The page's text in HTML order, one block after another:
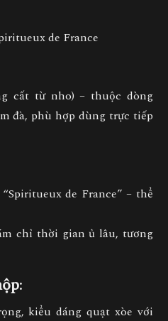
de France
cất từ nho) – thuộc dòng
đà, phù hợp dùng trực tiếp
de France” – thể
chỉ thời gian ủ lâu, tương
:
, kiểu dáng quạt xòe với